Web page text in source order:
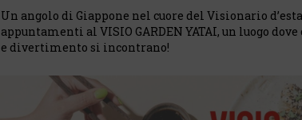
Un angolo di Giappone nel cuore del Visionario
appuntamenti al VISIO GARDEN YATAI, un luogo
e divertimento si incontrano!